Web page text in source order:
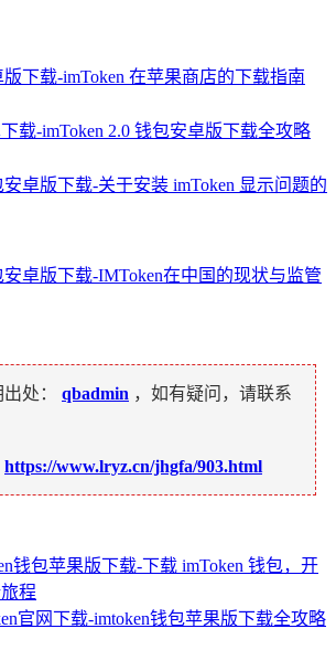
版下载-imToken 在苹果商店的下载指南
载-imToken 2.0 钱包安卓版下载全攻略
安卓版下载-关于安装 imToken 显示问题的
安卓版下载-IMToken在中国的现状与监管
处： qbadmin ，如有疑问，请联系
https://www.lryz.cn/jhgfa/903.html
钱包苹果版下载-下载 imToken 钱包，开
程
官网下载-imtoken钱包苹果版下载全攻略